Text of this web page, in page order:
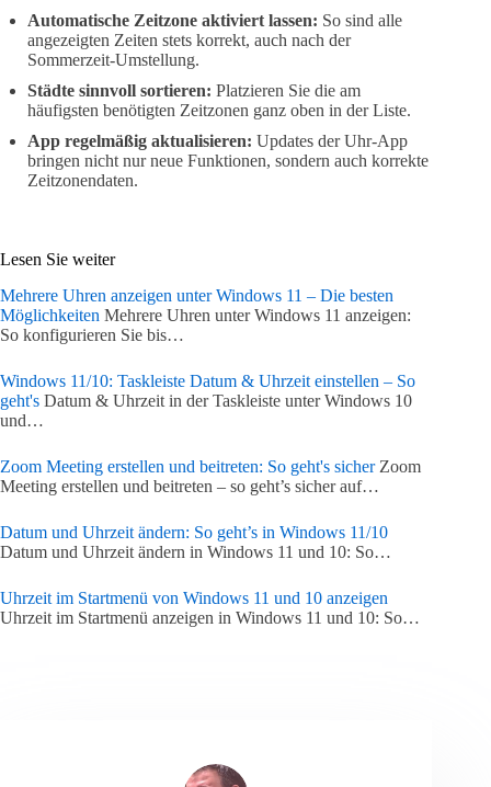
Automatische Zeitzone aktiviert lassen: So sind alle
angezeigten Zeiten stets korrekt, auch nach der
Sommerzeit-Umstellung.
Städte sinnvoll sortieren: Platzieren Sie die am
häufigsten benötigten Zeitzonen ganz oben in der Liste.
App regelmäßig aktualisieren: Updates der Uhr-App
bringen nicht nur neue Funktionen, sondern auch korrekte
Zeitzonendaten.
Lesen Sie weiter
Mehrere Uhren anzeigen unter Windows 11 – Die besten
Möglichkeiten Mehrere Uhren unter Windows 11 anzeigen:
So konfigurieren Sie bis…
Windows 11/10: Taskleiste Datum & Uhrzeit einstellen – So
geht's Datum & Uhrzeit in der Taskleiste unter Windows 10
und…
Zoom Meeting erstellen und beitreten: So geht's sicherZoom
Meeting erstellen und beitreten – so geht’s sicher auf…
Datum und Uhrzeit ändern: So geht’s in Windows 11/10
Datum und Uhrzeit ändern in Windows 11 und 10: So…
Uhrzeit im Startmenü von Windows 11 und 10 anzeigen
Uhrzeit im Startmenü anzeigen in Windows 11 und 10: So…